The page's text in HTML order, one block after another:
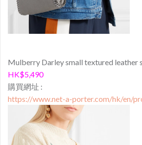
Mulberry Darley small textured leather
HK$5,490
購買網址 :
https://www.net-a-porter.com/hk/en/